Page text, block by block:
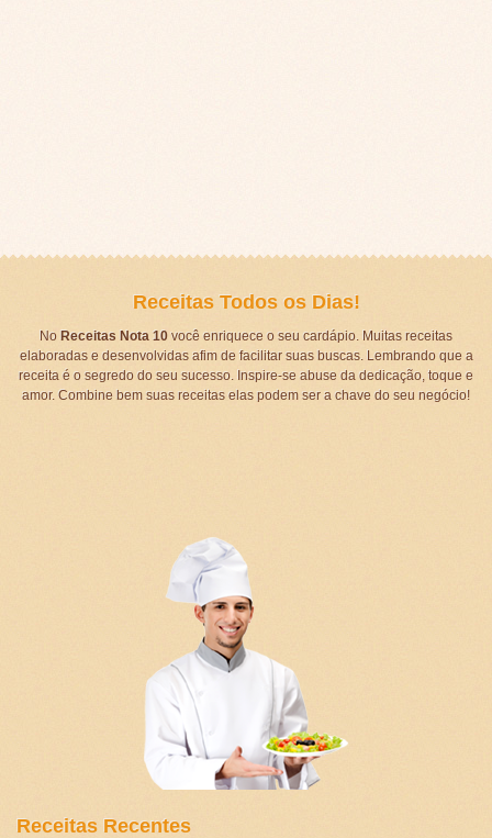
Receitas Todos os Dias!
No Receitas Nota 10você enriquece o seu cardápio. Muitas receitas
elaboradas e desenvolvidas afim de facilitar suas buscas. Lembrando que a
receita é o segredo do seu sucesso. Inspire-se abuse da dedicação, toque e
amor. Combine bem suas receitas elas podem ser a chave do seu negócio!
Receitas Recentes